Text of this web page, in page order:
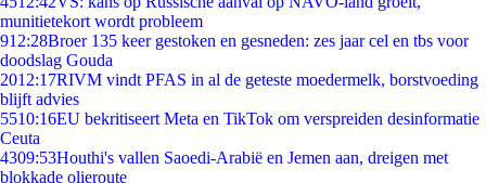
munitietekort wordt probleem
912:28Broer 135 keer gestoken en gesneden: zes jaar cel en tbs voor
doodslag Gouda
2012:17RIVM vindt PFAS in al de geteste moedermelk, borstvoeding
blijft advies
5510:16EU bekritiseert Meta en TikTok om verspreiden desinformatie
Ceuta
4309:53Houthi's vallen Saoedi-Arabië en Jemen aan, dreigen met
blokkade olieroute